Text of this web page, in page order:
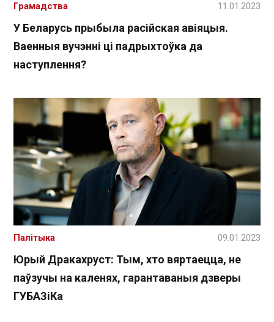
У Беларусь прыбыла расійская авіяцыя.
Ваенныя вучэнні ці падрыхтоўка да
наступлення?
Грамадства 11.01.2023
Юрый Дракахруст: Тым, хто вяртаецца, не
паўзучы на каленях, гарантаваныя дзверы
ГУБАЗіКа
Палітыка 09.01.2023